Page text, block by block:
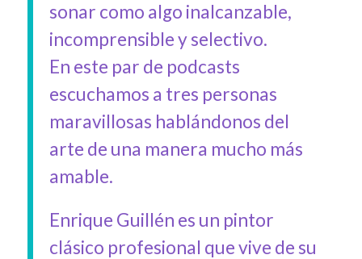
sonar como algo inalcanzable,
incomprensible y selectivo.
En este par de podcasts
escuchamos a tres personas
maravillosas hablándonos del
arte de una manera mucho más
amable.
Enrique Guillén es un pintor
clásico profesional que vive de su